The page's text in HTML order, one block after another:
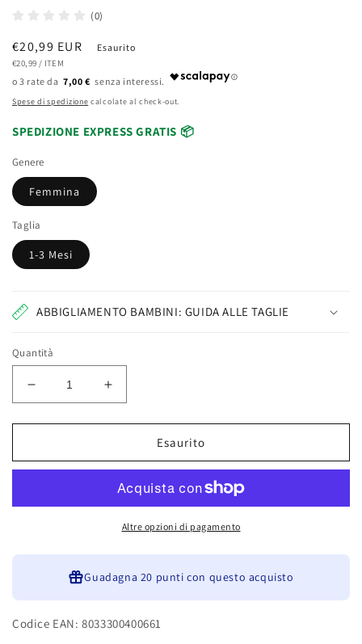
(0)
Prezzo
di
listino
€20,99 EUR
PREZZO
€20,99 / PER
ITEM
Esaurito
7,00 €
Spese di spedizione calcolate al check-out.
SPEDIZIONE EXPRESS GRATIS 📦
Genere
Femmina
Taglia
1-3 Mesi
ABBIGLIAMENTO BAMBINI: GUIDA ALLE TAGLIE
Quantità
Diminuisci
quantità
per
Neonata
Rosa
Aumenta
quantità
per
Neonata
Ciniglia
Rosa
Mio
Esaurito
Altre opzioni di pagamento
Guadagna 20 punti con questo acquisto
Codice EAN: 8033300400661